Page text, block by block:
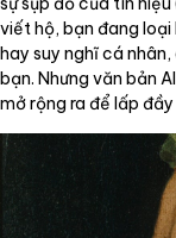
viết hộ, bạn đang
hay suy nghĩ cá
bạn. Nhưng văn bản
mở rộng ra để lấp